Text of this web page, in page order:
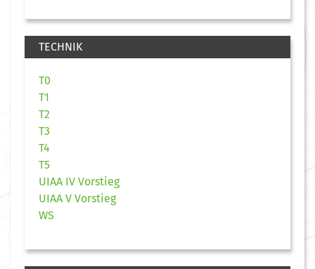
TECHNIK
T0
T1
T2
T3
T4
T5
UIAA IV Vorstieg
UIAA V Vorstieg
WS